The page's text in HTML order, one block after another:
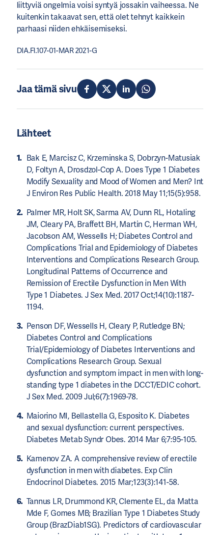
liittyviä ongelmia voisi syntyä jossakin vaiheessa. Ne
kuitenkin takaavat sen, että olet tehnyt kaikkein
parhaasi niiden ehkäisemiseksi.
DIA.FI.107-01-MAR 2021-G
Jaa tämä sivu
Lähteet
Bak E, Marcisz C, Krzeminska S, Dobrzyn-Matusiak
D, Foltyn A, Drosdzol-Cop A. Does Type 1 Diabetes
Modify Sexuality and Mood of Women and Men? Int
J Environ Res Public Health. 2018 May 11;15(5):958.
Palmer MR, Holt SK, Sarma AV, Dunn RL, Hotaling
JM, Cleary PA, Braffett BH, Martin C, Herman WH,
Jacobson AM, Wessells H; Diabetes Control and
Complications Trial and Epidemiology of Diabetes
Interventions and Complications Research Group.
Longitudinal Patterns of Occurrence and
Remission of Erectile Dysfunction in Men With
Type 1 Diabetes. J Sex Med. 2017 Oct;14(10):1187-
1194.
Penson DF, Wessells H, Cleary P, Rutledge BN;
Diabetes Control and Complications
Trial/Epidemiology of Diabetes Interventions and
Complications Research Group. Sexual
dysfunction and symptom impact in men with long-
standing type 1 diabetes in the DCCT/EDIC cohort.
J Sex Med. 2009 Jul;6(7):1969-78.
Maiorino MI, Bellastella G, Esposito K. Diabetes
and sexual dysfunction: current perspectives.
Diabetes Metab Syndr Obes. 2014 Mar 6;7:95-105.
Kamenov ZA. A comprehensive review of erectile
dysfunction in men with diabetes. Exp Clin
Endocrinol Diabetes. 2015 Mar;123(3):141-58.
Tannus LR, Drummond KR, Clemente EL, da Matta
Mde F, Gomes MB; Brazilian Type 1 Diabetes Study
Group (BrazDiab1SG). Predictors of cardiovascular